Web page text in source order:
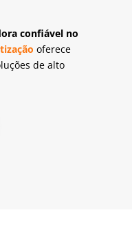
confiável no
oferece
de alto